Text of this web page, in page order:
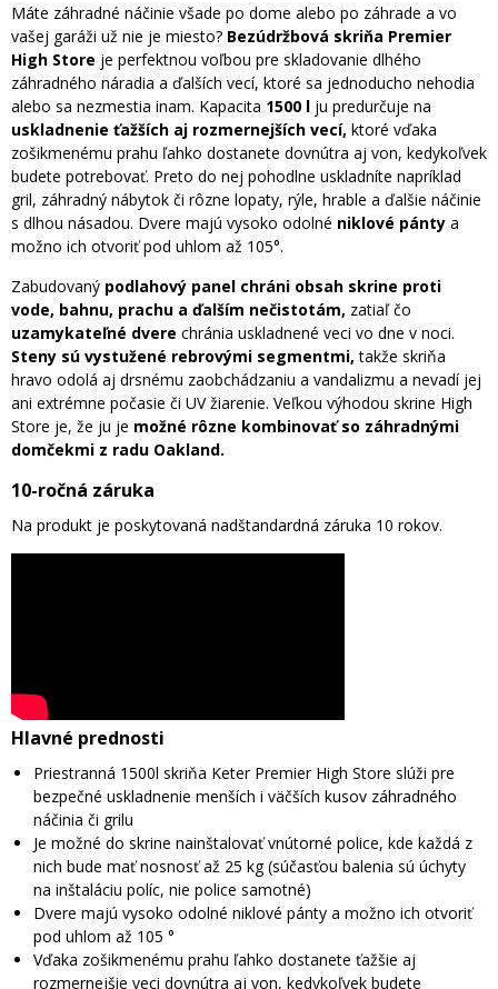
Máte záhradné náčinie všade po dome alebo po záhrade a vo
vašej garáži už nie je miesto? Bezúdržbová skriňa Premier
High Store je perfektnou voľbou pre skladovanie dlhého
záhradného náradia a ďalších vecí, ktoré sa jednoducho nehodia
alebo sa nezmestia inam. Kapacita 1500 l ju predurčuje na
uskladnenie ťažších aj rozmernejších vecí, ktoré vďaka
zošikmenému prahu ľahko dostanete dovnútra aj von, kedykoľvek
budete potrebovať. Preto do nej pohodlne uskladníte napríklad
gril, záhradný nábytok či rôzne lopaty, rýle, hrable a ďalšie náčinie
s dlhou násadou. Dvere majú vysoko odolné niklové pánty a
možno ich otvoriť pod uhlom až 105°.
Zabudovaný podlahový panel chráni obsah skrine proti
vode, bahnu, prachu a ďalším nečistotám, zatiaľ čo
uzamykateľné dvere chránia uskladnené veci vo dne v noci.
Steny sú vystužené rebrovými segmentmi, takže skriňa
hravo odolá aj drsnému zaobchádzaniu a vandalizmu a nevadí jej
ani extrémne počasie či UV žiarenie. Veľkou výhodou skrine High
Store je, že ju je možné rôzne kombinovať so záhradnými
domčekmi z radu Oakland.
10-ročná záruka
Na produkt je poskytovaná nadštandardná záruka 10 rokov.
Hlavné prednosti
Priestranná 1500l skriňa Keter Premier High Store slúži pre
bezpečné uskladnenie menších i väčších kusov záhradného
náčinia či grilu
Je možné do skrine nainštalovať vnútorné police, kde každá z
nich bude mať nosnosť až 25 kg (súčasťou balenia sú úchyty
na inštaláciu políc, nie police samotné)
Dvere majú vysoko odolné niklové pánty a možno ich otvoriť
pod uhlom až 105 °
Vďaka zošikmenému prahu ľahko dostanete ťažšie aj
rozmernejšie veci dovnútra aj von, kedykoľvek budete